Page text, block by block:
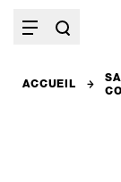
ACCUEIL